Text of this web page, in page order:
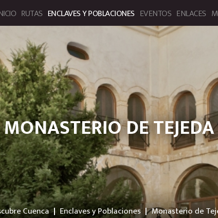
Cuenca. Portal de
RUTAS ENCLAVES Y POBLACIONES EVENTOS ENLACES
MONASTERIO DE TEJEDA
Cuenca Enclaves y Poblaciones Monasterio de